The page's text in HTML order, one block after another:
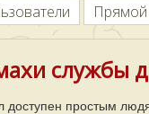
службы
доступен простым